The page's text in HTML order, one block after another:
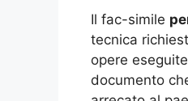
Il fac-simile
tecnica
opere
documento